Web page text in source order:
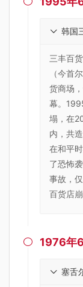
韩国
三丰百
（今首
货商场
幕。
塌，在
内，共
在和平
了恐怖
事故，
百货店崩
 1976年
塞舌